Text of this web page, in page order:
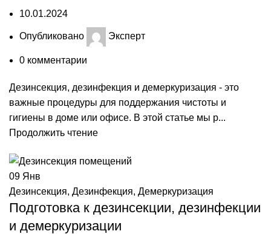
10.01.2024
Опубликовано Эксперт
0 комментарии
Дезинсекция, дезинфекция и демеркуризация - это
важные процедуры для поддержания чистоты и
гигиены в доме или офисе. В этой статье мы р...
Продолжить чтение
09 Янв
Дезинсекция, Дезинфекция, Демеркуризация
Подготовка к дезинсекции, дезинфекции
и демеркуризации